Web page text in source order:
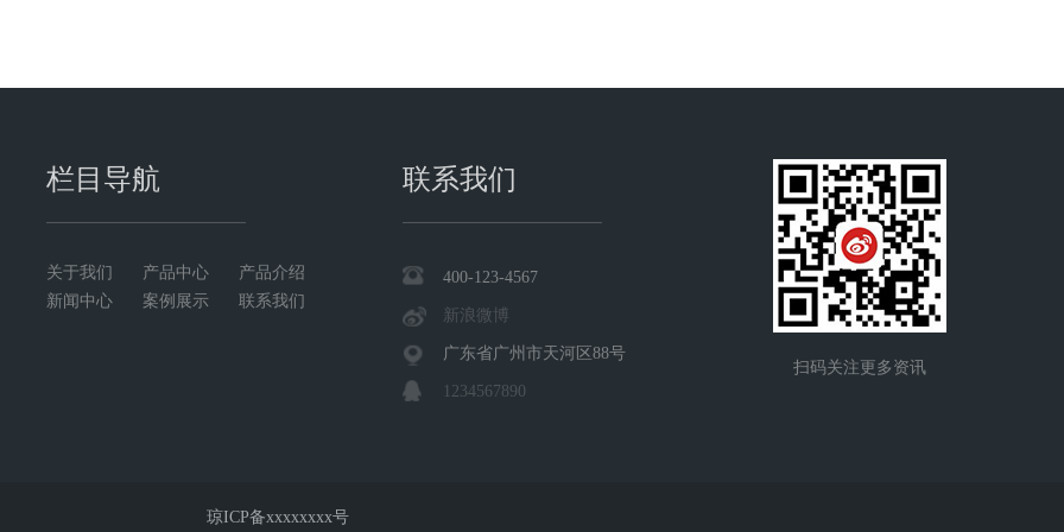
栏目导航
关于我们 产品中心
产品介绍
新闻中心
案例展示 联系我们
联系我们
400-123-4567
新浪微博
广东省广州市天河区88号
1234567890
扫码关注更多资讯
琼ICP备xxxxxxxx号